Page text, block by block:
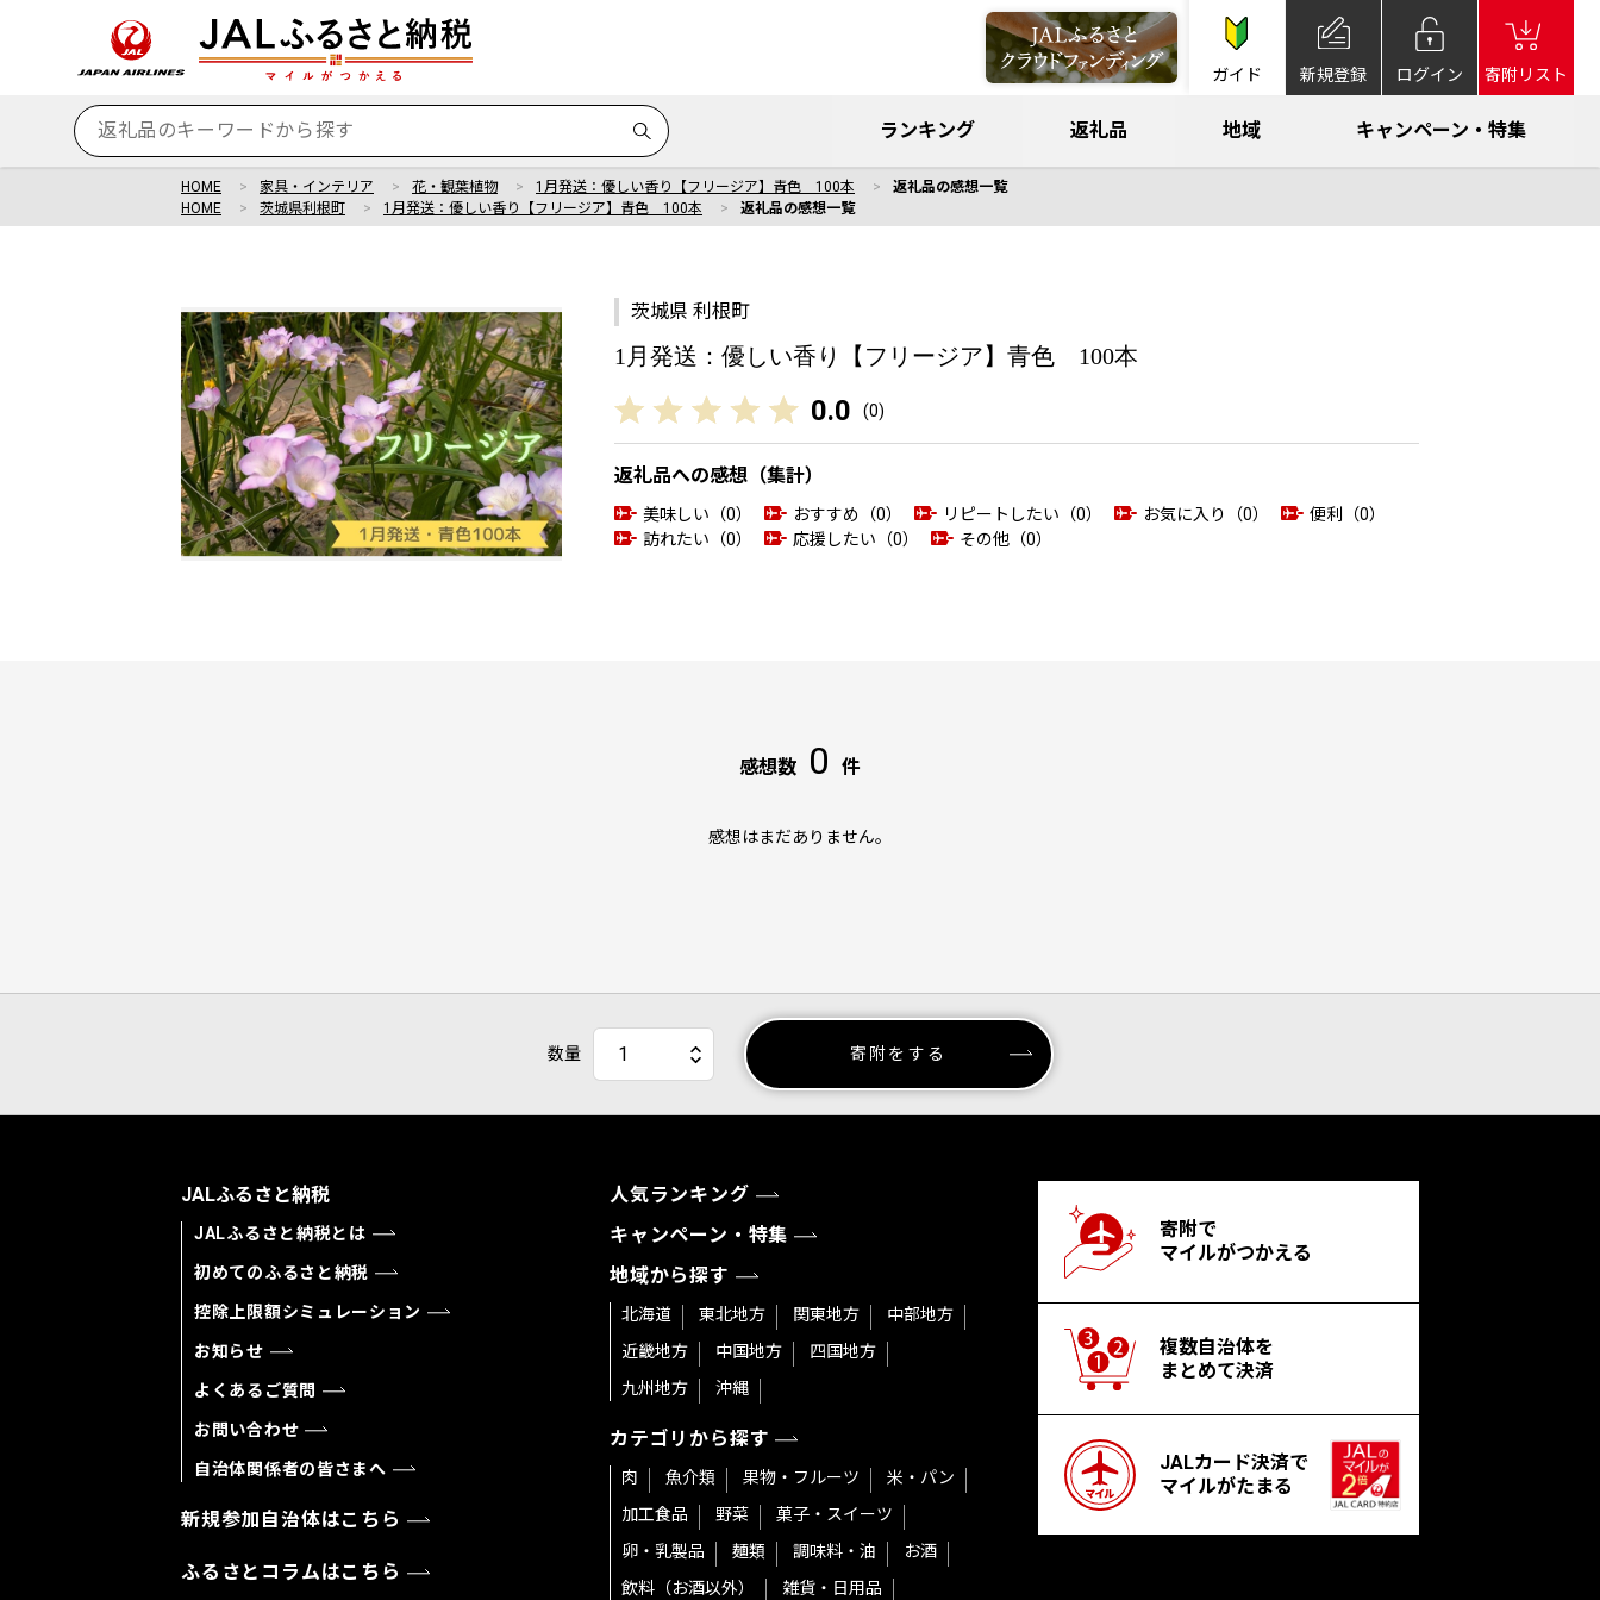
ガイド 新規登録 ログイン 寄附リスト
ランキング 返礼品 地域 キャンペーン・特集
HOME 家具・インテリア 花・観葉植物 1月発送：優しい香り【フリージア】青色 100本
返礼品の感想一覧
HOME
茨城県利根町 1月発送：優しい香り【フリージア】青色 100本 返礼品の感想一覧
茨城県 利根町
1月発送：優しい香り【フリージア】青色 100本
0.0 (0)
返礼品への感想（集計）
美味しい（0） おすすめ（0） リピートしたい（0） お気に入り（0）
便利（0）
訪れたい（0）
応援したい（0） その他（0）
感想数 0 件
感想はまだありません。
数量 寄附をする
JALふるさと納税
JALふるさと納税とは
初めてのふるさと納税
控除上限額シミュレーション
お知らせ
よくあるご質問
お問い合わせ
自治体関係者の皆さまへ
新規参加自治体はこちら
ふるさとコラムはこちら
人気ランキング
キャンペーン・特集
地域から探す
北海道 東北地方 関東地方
中部地方
近畿地方
中国地方
四国地方
九州地方
沖縄
カテゴリから探す
肉 魚介類 果物・フルーツ
米・パン
加工食品
野菜
菓子・スイーツ
卵・乳製品
麺類 調味料・油
お酒
飲料（お酒以外）
雑貨・日用品
寄附で
マイルがつかえる
複数自治体を
まとめて決済
JALカード決済で
マイルがたまる